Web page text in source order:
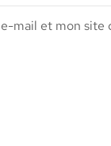
mail et mon site